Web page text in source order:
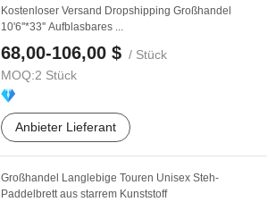
Kostenloser Versand Dropshipping Großhandel
10'6''*33'' Aufblasbares ...
68,00-106,00 $ / Stück
MOQ:2 Stück
Anbieter Lieferant
Großhandel Langlebige Touren Unisex Steh-
Paddelbrett aus starrem Kunststoff